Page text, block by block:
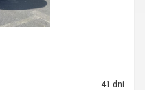
41 dni